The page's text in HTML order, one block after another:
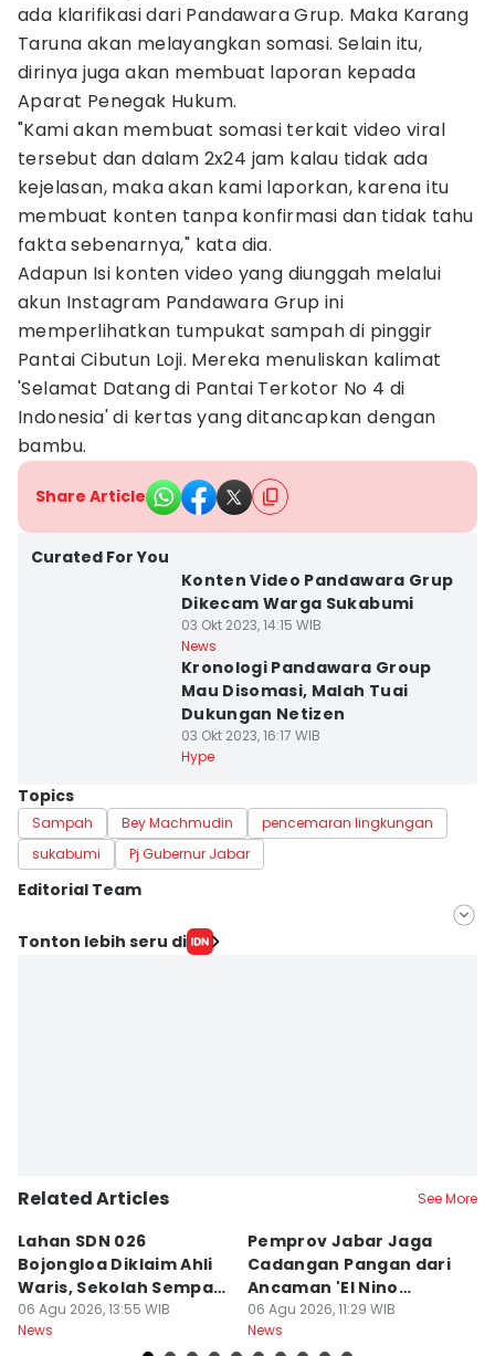
ada klarifikasi dari Pandawara Grup. Maka Karang
Taruna akan melayangkan somasi. Selain itu,
dirinya juga akan membuat laporan kepada
Aparat Penegak Hukum.
"Kami akan membuat somasi terkait video viral
tersebut dan dalam 2x24 jam kalau tidak ada
kejelasan, maka akan kami laporkan, karena itu
membuat konten tanpa konfirmasi dan tidak tahu
fakta sebenarnya," kata dia.
Adapun Isi konten video yang diunggah melalui
akun Instagram Pandawara Grup ini
memperlihatkan tumpukat sampah di pinggir
Pantai Cibutun Loji. Mereka menuliskan kalimat
'Selamat Datang di Pantai Terkotor No 4 di
Indonesia' di kertas yang ditancapkan dengan
bambu.
Share Article
Curated For You
Konten Video Pandawara Grup
Dikecam Warga Sukabumi
03 Okt 2023, 14:15 WIB
News
Kronologi Pandawara Group
Mau Disomasi, Malah Tuai
Dukungan Netizen
03 Okt 2023, 16:17 WIB
Hype
Topics
Sampah Bey Machmudin
pencemaran lingkungan
sukabumi
Pj Gubernur Jabar
Editorial Team
Editor
Tonton lebih seru di
Related Articles See More
Lahan SDN 026
Bojongloa Diklaim Ahli
Waris, Sekolah Sempat
Disegel
06 Agu 2026, 13:55 WIB
News
Pemprov Jabar Jaga
Cadangan Pangan dari
Ancaman 'El Nino
Godzilla'
06 Agu 2026, 11:29 WIB
News